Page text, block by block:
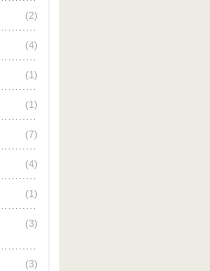
(2)
(4)
(1)
(1)
(7)
(4)
(1)
(3)
(3)